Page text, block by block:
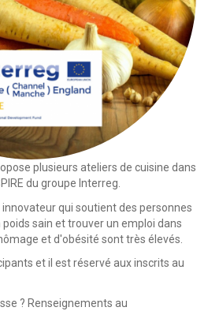
plusieurs ateliers de cuisine dans
du groupe Interreg.
qui soutient des personnes
sain et trouver un emploi dans
et d'obésité sont très élevés.
et il est réservé aux inscrits au
? Renseignements au